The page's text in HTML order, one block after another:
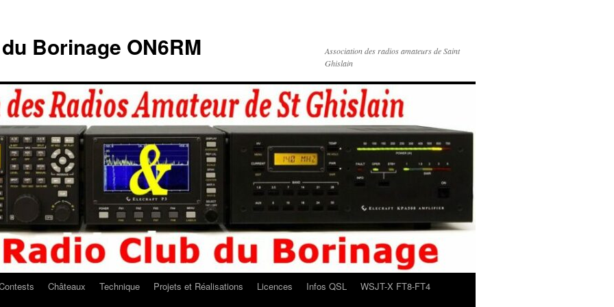
Borinage ON6RM
Association des radios amateurs de Saint
Ghislain
Châteaux Technique Projets et Réalisations Licences Infos QSL
WSJT-X FT8-FT4